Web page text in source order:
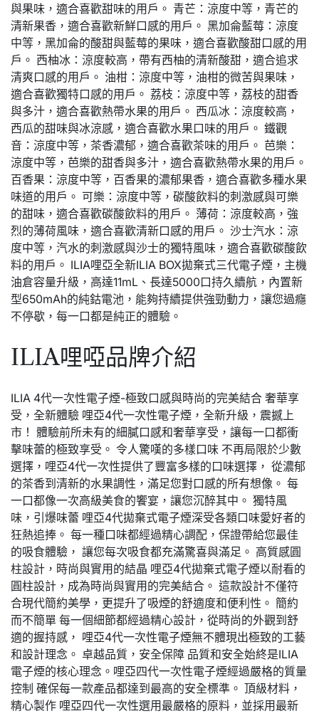
與果味，適合喜歡甜味的用戶。 青芒：涼度中等，青芒的
清新果香，適合喜歡新鮮口感的用戶。 黑加侖藍莓：涼度
中等，黑加侖的酸甜與藍莓的果味，適合喜歡酸甜口感的用
戶。 西柚冰：涼度較高，帶有西柚的清新酸甜，適合追求
清爽口感的用戶。 油柑：涼度中等，油柑的微苦與果味，
適合喜歡獨特口感的用戶。 荔枝：涼度中等，荔枝的甜香
與多汁，適合喜歡熱帶水果的用戶。 西瓜冰：涼度較高，
西瓜的甜味與冰涼感，適合喜歡水果口味的用戶。 鐵觀
音：涼度中等，茶香濃郁，適合喜歡茶味的用戶。 芭樂：
涼度中等，芭樂的甜香與多汁，適合喜歡熱帶水果的用戶。
百香果：涼度中等，百香果的濃郁果香，適合喜歡多種水果
味道的用戶。 可樂：涼度中等，碳酸飲料的刺激感與可樂
的甜味，適合喜歡碳酸飲料的用戶。 薄荷：涼度較高，強
烈的薄荷風味，適合喜歡清新口感的用戶。 沙士汽水：涼
度中等，汽水的刺激感與沙士的獨特風味，適合喜歡碳酸飲
料的用戶。 ILIA哩亞全新ILIA BOX拋棄式三代電子煙，主機
油倉容量升級，高達11mL、長達5000口持久續航，內置新
型650mAh的純鈷電池，能夠持續提供強勁動力，讓您過癮
不停歇，每一口都是純正的體驗。
ILIA哩啞品牌介紹
ILIA 4代一次性電子煙-極致口感與時尚的完美結合 奢華享
受，全新體驗 哩亞4代一次性電子煙，全新升級，震撼上
市！ 體驗前所未有的細膩口感和奢華享受，讓每一口都衝
擊味蕾的極致享受。 令人驚嘆的多樣口味 不再局限於少數
選擇，哩亞4代一次性提供了豐富多樣的口味選擇， 從濃郁
的茶香到清新的水果調性，滿足您對口感的所有想像。 每
一口都像一次高級美食的饗宴，讓您沉醉其中。 獨特風
味，引爆味蕾 哩亞4代拋棄式電子煙深受各類口味愛好者的
狂熱追捧。 每一種口味都經過精心調配，保證帶給您最佳
的吸食體驗， 讓您每次吸食都充滿驚喜與滿足。 高質感圓
柱設計，時尚與實用的結晶 哩亞4代拋棄式電子煙以耐看的
圓柱設計，成為時尚與實用的完美結合。 這款設計不僅符
合現代簡約美學，更提升了吸煙的舒適度和便利性。 簡約
而不簡單 每一個細節都經過精心設計，從時尚的外觀到舒
適的握持感， 哩亞4代一次性電子煙無不體現出極致的工藝
和設計理念。 卓越品質，安全保障 品質和安全始終是ILIA
電子煙的核心理念。哩亞四代一次性電子煙經過嚴格的質量
控制 確保每一款產品都達到最高的安全標準。 頂級材料，
精心製作 哩亞四代一次性選用最嚴格的原料，並採用最新